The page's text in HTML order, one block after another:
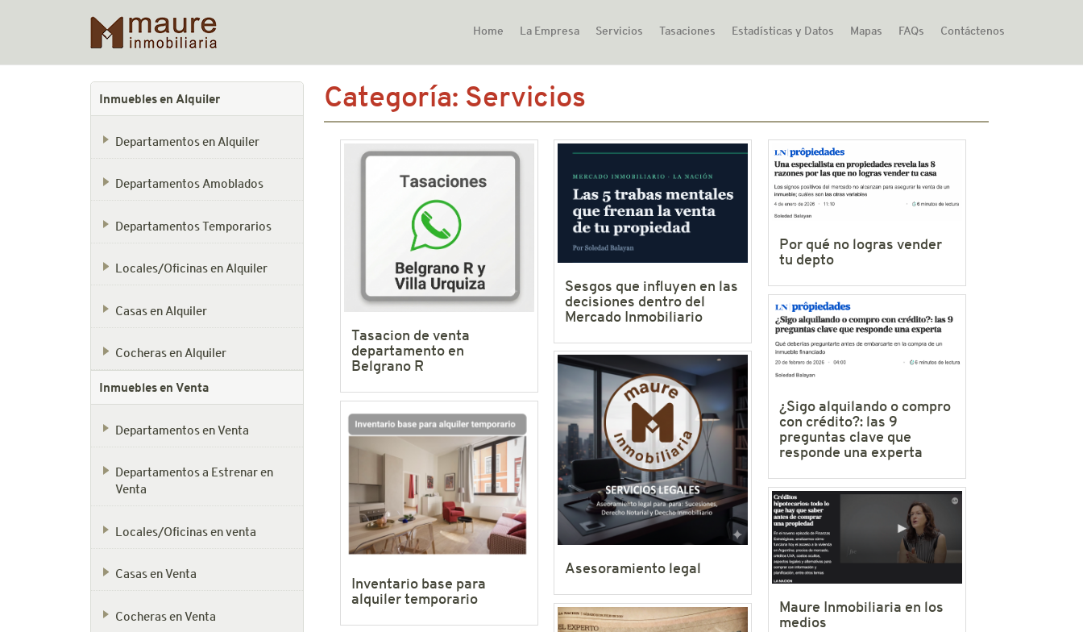
Home La Empresa Servicios Tasaciones Estadísticas y Datos Mapas FAQs Contáctenos
Inmuebles en Alquiler
Departamentos en Alquiler
Departamentos Amoblados
Departamentos Temporarios
Locales/Oficinas en Alquiler
Casas en Alquiler
Cocheras en Alquiler
Inmuebles en Venta
Departamentos en Venta
Departamentos a Estrenar en
Venta
Locales/Oficinas en venta
Casas en Venta
Cocheras en Venta
Categoría: Servicios
Tasacion de venta
departamento en
Belgrano R
Sesgos que influyen en las
decisiones dentro del
Mercado Inmobiliario
Por qué no logras vender
tu depto
¿Sigo alquilando o compro
con crédito?: las 9
preguntas clave que
responde una experta
Asesoramiento legal
Inventario base para
alquiler temporario
Maure Inmobiliaria en los
medios